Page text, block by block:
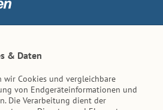
& Daten
wir Cookies und vergleichbare
von Endgeräteinformationen und
Die Verarbeitung dient der